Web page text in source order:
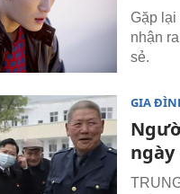
Gặp
nhận
sẻ.
GIA